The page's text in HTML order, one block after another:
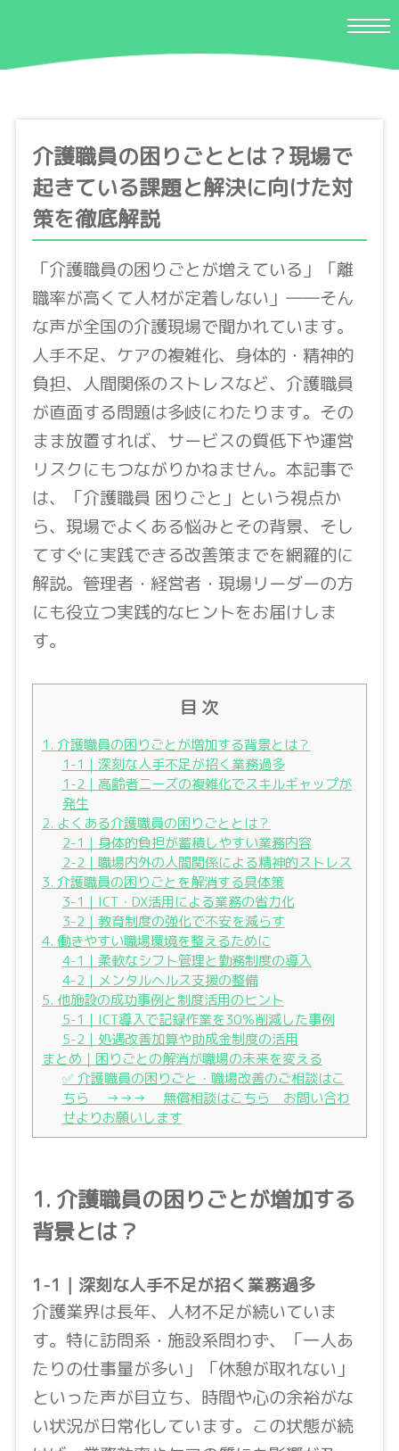
介護職員の困りごととは？現場で
起きている課題と解決に向けた対
策を徹底解説
「介護職員の困りごとが増えている」「離
職率が高くて人材が定着しない」――そん
な声が全国の介護現場で聞かれています。
人手不足、ケアの複雑化、身体的・精神的
負担、人間関係のストレスなど、介護職員
が直面する問題は多岐にわたります。その
まま放置すれば、サービスの質低下や運営
リスクにもつながりかねません。本記事で
は、「介護職員 困りごと」という視点か
ら、現場でよくある悩みとその背景、そし
てすぐに実践できる改善策までを網羅的に
解説。管理者・経営者・現場リーダーの方
にも役立つ実践的なヒントをお届けしま
す。
目 次
1. 介護職員の困りごとが増加する背景とは？
1-1｜深刻な人手不足が招く業務過多
1-2｜高齢者ニーズの複雑化でスキルギャップが
発生
2. よくある介護職員の困りごととは？
2-1｜身体的負担が蓄積しやすい業務内容
2-2｜職場内外の人間関係による精神的ストレス
3. 介護職員の困りごとを解消する具体策
3-1｜ICT・DX活用による業務の省力化
3-2｜教育制度の強化で不安を減らす
4. 働きやすい職場環境を整えるために
4-1｜柔軟なシフト管理と勤務制度の導入
4-2｜メンタルヘルス支援の整備
5. 他施設の成功事例と制度活用のヒント
5-1｜ICT導入で記録作業を30％削減した事例
5-2｜処遇改善加算や助成金制度の活用
まとめ｜困りごとの解消が職場の未来を変える
✅ 介護職員の困りごと・職場改善のご相談はこ
ちら →→→ 無償相談はこちら お問い合わ
せよりお願いします
1. 介護職員の困りごとが増加する
背景とは？
1-1｜深刻な人手不足が招く業務過多
介護業界は長年、人材不足が続いていま
す。特に訪問系・施設系問わず、「一人あ
たりの仕事量が多い」「休憩が取れない」
といった声が目立ち、時間や心の余裕がな
い状況が日常化しています。この状態が続